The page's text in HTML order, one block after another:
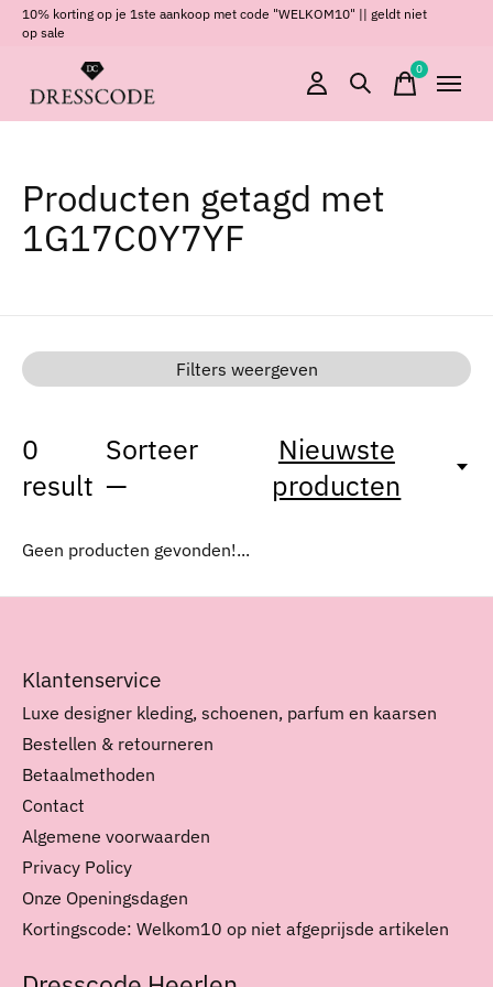
10% korting op je 1ste aankoop met code "WELKOM10" || geldt niet
op sale
0items
Producten getagd met
1G17C0Y7YF
Filters weergeven
0
result
Sorteer
—
Nieuwste
producten
Geen producten gevonden!...
Klantenservice
Luxe designer kleding, schoenen, parfum en kaarsen
Bestellen & retourneren
Betaalmethoden
Contact
Algemene voorwaarden
Privacy Policy
Onze Openingsdagen
Kortingscode: Welkom10 op niet afgeprijsde artikelen